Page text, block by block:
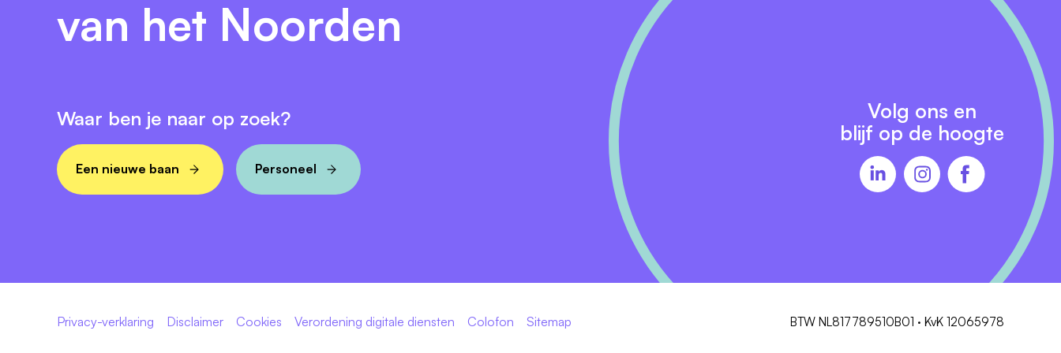
van het Noorden
Waar ben je naar op zoek?
Een nieuwe baan Personeel
Volg ons en
blijf op de hoogte
Privacy-verklaring Disclaimer Cookies Verordening digitale diensten Colofon Sitemap BTW NL817789510B01 · KvK 12065978